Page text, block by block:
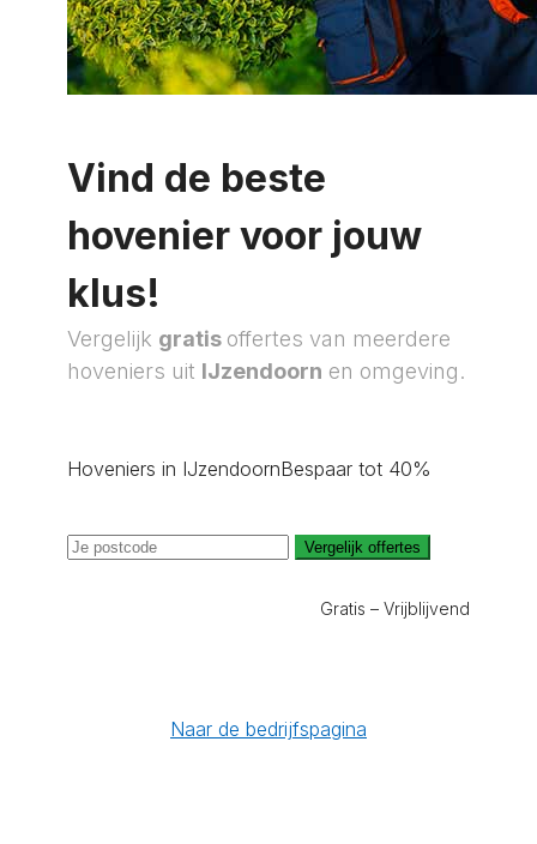
Vind de beste
hovenier voor jouw
klus!
Vergelijk gratis offertes van meerdere
hoveniers uit IJzendoorn en omgeving.
Hoveniers in IJzendoornBespaar tot 40%
Vergelijk offertes
Gratis – Vrijblijvend
Naar de bedrijfspagina